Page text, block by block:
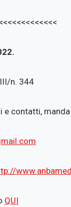
n. 344
e contatti,
QUI